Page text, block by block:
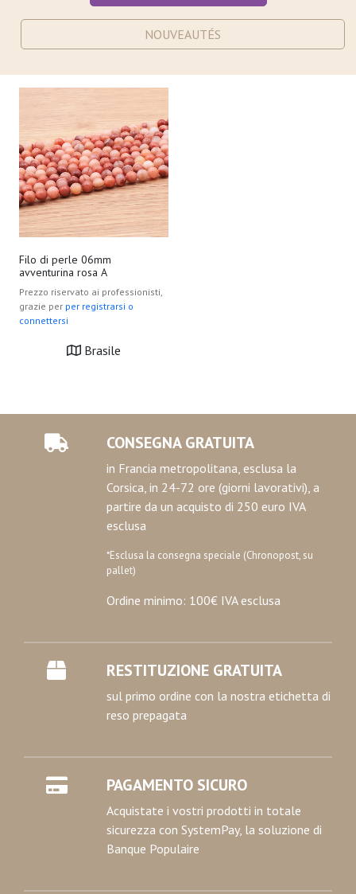
NOUVEAUTÉS
Filo di perle 06mm
avventurina rosa A
Prezzo riservato ai professionisti,
grazie per per registrarsi o
connettersi
Brasile
CONSEGNA GRATUITA
in Francia metropolitana, esclusa la
Corsica, in 24-72 ore (giorni lavorativi), a
partire da un acquisto di 250 euro IVA
esclusa
*Esclusa la consegna speciale (Chronopost, su
pallet)
Ordine minimo: 100€ IVA esclusa
RESTITUZIONE GRATUITA
sul primo ordine con la nostra etichetta di
reso prepagata
PAGAMENTO SICURO
Acquistate i vostri prodotti in totale
sicurezza con SystemPay, la soluzione di
Banque Populaire